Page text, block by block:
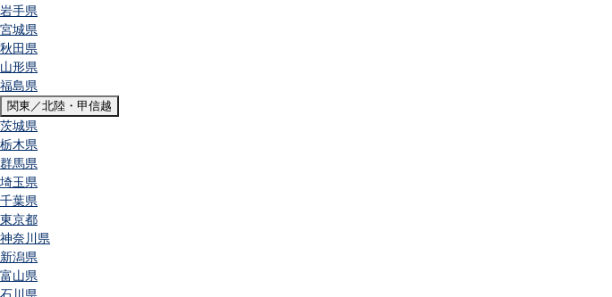
岩手県
宮城県
秋田県
山形県
福島県
関東／北陸・甲信越
茨城県
栃木県
群馬県
埼玉県
千葉県
東京都
神奈川県
新潟県
富山県